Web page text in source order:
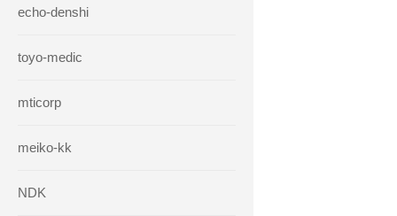
echo-denshi
toyo-medic
mticorp
meiko-kk
NDK